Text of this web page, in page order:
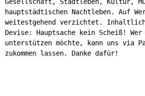
hauptstädtischen Nachtleben. Auf
weitestgehend verzichtet.
Devise: Hauptsache kein Scheiß! Wer
unterstützen möchte, kann uns via
zukommen lassen. Danke dafür!